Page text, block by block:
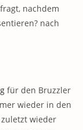
nachdem
nach
für den Bruzzler
wieder in den
wieder